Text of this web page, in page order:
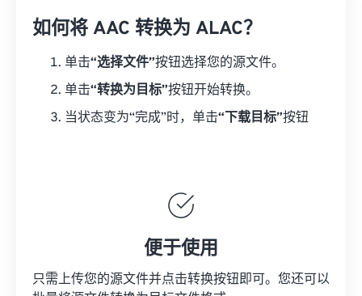
如何将 AAC 转换为 ALAC？
单击“选择文件”按钮选择您的源文件。
单击“转换为目标”按钮开始转换。
当状态变为“完成”时，单击“下载目标”按钮
便于使用
只需上传您的源文件并点击转换按钮即可。您还可以